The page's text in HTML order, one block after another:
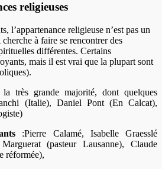
religieuses
l’appartenance religieuse n’est pas un
à faire se rencontrer des
différentes. Certains
mais il est vrai que la plupart sont
très grande majorité, dont quelques
(Italie), Daniel Pont (En Calcat),
:Pierre Calamé, Isabelle Graesslé
(pasteur Lausanne), Claude
réformée),